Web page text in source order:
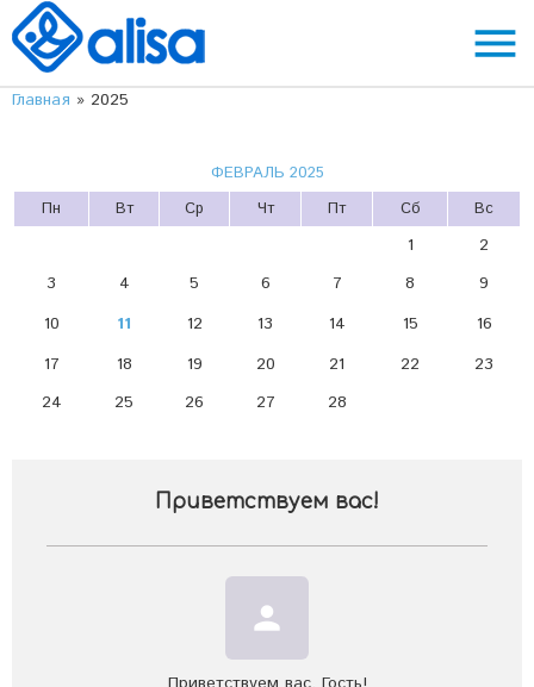
menu
Главная » 2025
ФЕВРАЛЬ 2025
Пн
Вт Ср Чт Пт Сб Вс
1
2
3
4 5 6 7 8
9
10
11 12 13 14 15
16
17
18 19 20 21 22
23
24
25 26 27 28
Приветствуем вас!
person